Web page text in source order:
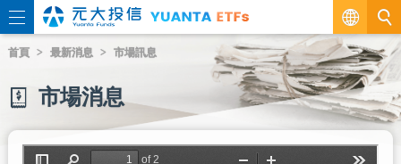
繁
EN
首頁 最新消息 市場訊息
市場消息